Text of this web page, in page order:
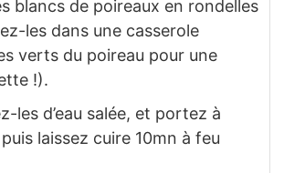
blancs de poireaux en rondelles
les dans une casserole
verts du poireau pour une
!).
les d’eau salée, et portez à
laissez cuire 10mn à feu